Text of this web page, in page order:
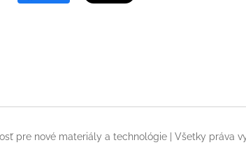
pre nové materiály a technológie | Všetky práva